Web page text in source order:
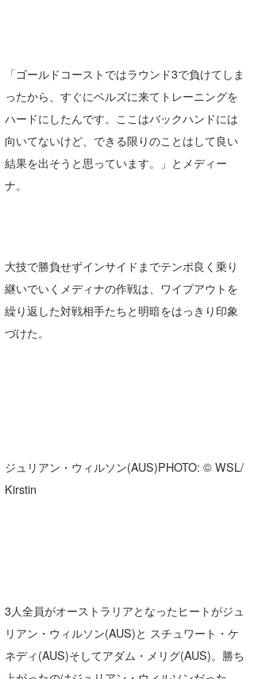
「ゴールドコーストではラウンド3で負けてしま
ったから、すぐにベルズに来てトレーニングを
ハードにしたんです。ここはバックハンドには
向いてないけど、できる限りのことはして良い
結果を出そうと思っています。」とメディー
ナ。
大技で勝負せずインサイドまでテンポ良く乗り
継いでいくメディナの作戦は、ワイプアウトを
繰り返した対戦相手たちと明暗をはっきり印象
づけた。
ジュリアン・ウィルソン(AUS)PHOTO: © WSL/
Kirstin
3人全員がオーストラリアとなったヒートがジュ
リアン・ウィルソン(AUS)と スチュワート・ケ
ネディ(AUS)そしてアダム・メリグ(AUS)。勝ち